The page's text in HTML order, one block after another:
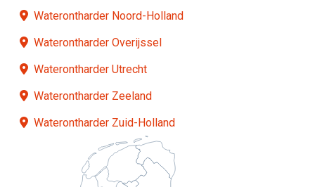
Waterontharder Noord-Holland
Waterontharder Overijssel
Waterontharder Utrecht
Waterontharder Zeeland
Waterontharder Zuid-Holland